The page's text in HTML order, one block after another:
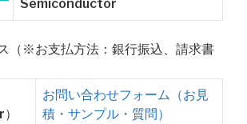
Semiconductor
（※お支払方法：銀行振込、請求書
お問い合わせフォーム（お見
積・サンプル・質問）